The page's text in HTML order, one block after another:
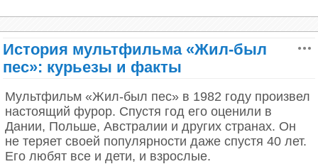
История мультфильма «Жил-был
пес»: курьезы и факты
Мультфильм «Жил-был пес» в 1982 году произвел
настоящий фурор. Спустя год его оценили в
Дании, Польше, Австралии и других странах. Он
не теряет своей популярности даже спустя 40 лет.
Его любят все и дети, и взрослые.